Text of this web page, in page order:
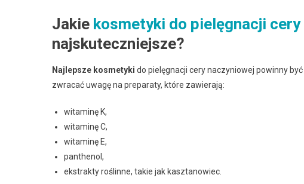
Jakie kosmetyki do pielęgnacji cery
najskuteczniejsze?
Najlepsze kosmetyki do pielęgnacji cery naczyniowej powinny być
zwracać uwagę na preparaty, które zawierają:
witaminę K,
witaminę C,
witaminę E,
panthenol,
ekstrakty roślinne, takie jak kasztanowiec.